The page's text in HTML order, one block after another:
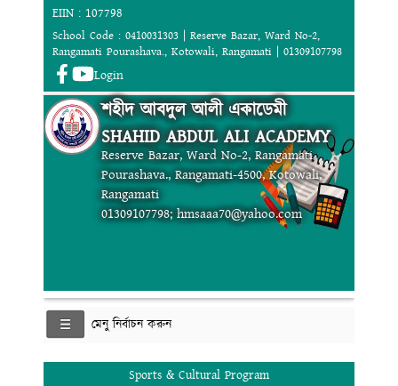
EIIN : 107798
School Code : 0410031303 | Reserve Bazar, Ward No-2,
Rangamati Pourashava., Kotowali, Rangamati | 01309107798
Login
শহীদ আবদুল আলী একাডেমী
SHAHID ABDUL ALI ACADEMY
Reserve Bazar, Ward No-2, Rangamati
Pourashava., Rangamati-4500, Kotowali,
Rangamati
01309107798; hmsaaa70@yahoo.com
মেনু নির্বাচন করুন
Sports & Cultural Program